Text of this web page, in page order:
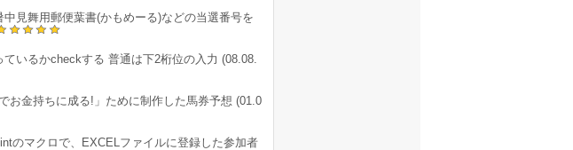
中見舞用郵便葉書(かもめーる)などの当選番号を
いるかcheckする 普通は下2桁位の入力 (08.08.
お金持ちに成る!」ために制作した馬券予想 (01.0
のマクロで、EXCELファイルに登録した参加者